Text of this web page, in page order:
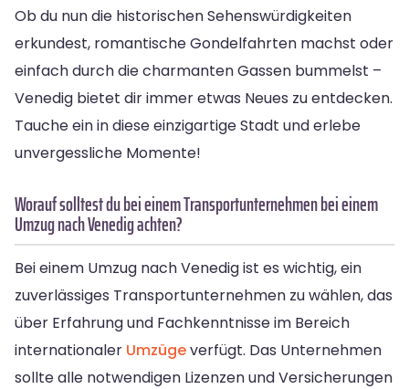
Ob du nun die historischen Sehenswürdigkeiten
erkundest, romantische Gondelfahrten machst oder
einfach durch die charmanten Gassen bummelst –
Venedig bietet dir immer etwas Neues zu entdecken.
Tauche ein in diese einzigartige Stadt und erlebe
unvergessliche Momente!
Worauf solltest du bei einem Transportunternehmen bei einem
Umzug nach Venedig achten?
Bei einem Umzug nach Venedig ist es wichtig, ein
zuverlässiges Transportunternehmen zu wählen, das
über Erfahrung und Fachkenntnisse im Bereich
internationaler Umzügeverfügt. Das Unternehmen
sollte alle notwendigen Lizenzen und Versicherungen